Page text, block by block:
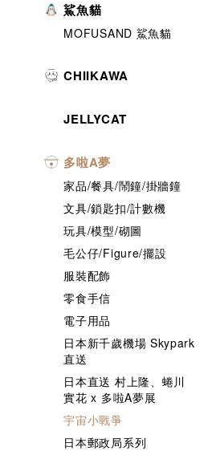
鯊魚貓
MOFUSAND 鯊魚貓
CHIIKAWA
JELLYCAT
多啦A夢
家品/餐具/鬧鐘/掛牆鐘
文具/鎖匙扣/計數機
玩具/模型/砌圖
毛公仔/Figure/擺設
服裝配飾
零食手信
電子用品
日本新千歲機場 Skypark
直送
日本直送 村上隆、蜷川
實花 x 多啦A夢展
宇宙小戰爭
日本郵政局系列